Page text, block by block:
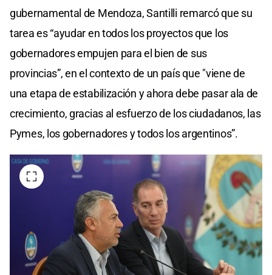
gubernamental de Mendoza, Santilli remarcó que su
tarea es “ayudar en todos los proyectos que los
gobernadores empujen para el bien de sus
provincias”, en el contexto de un país que "viene de
una etapa de estabilización y ahora debe pasar ala de
crecimiento, gracias al esfuerzo de los ciudadanos, las
Pymes, los gobernadores y todos los argentinos”.